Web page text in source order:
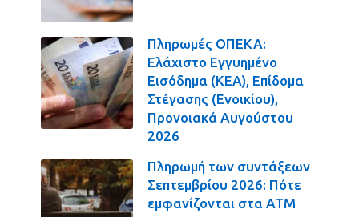
Πληρωμές ΟΠΕΚΑ:
Ελάχιστο Εγγυημένο
Εισόδημα (ΚΕΑ), Επίδομα
Στέγασης (Ενοικίου),
Προνοιακά Αυγούστου
2026
Πληρωμή των συντάξεων
Σεπτεμβρίου 2026: Πότε
εμφανίζονται στα ΑΤΜ